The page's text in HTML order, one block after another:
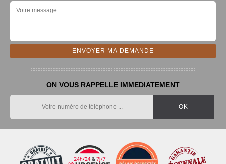
ON VOUS RAPPELLE IMMEDIATEMENT